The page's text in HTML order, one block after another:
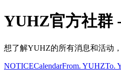
YUHZ官方社群
想了解YUHZ的所有消息和活动，
NOTICECalendarFrom. YUHZTo.